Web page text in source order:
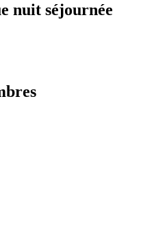
nuit séjournée